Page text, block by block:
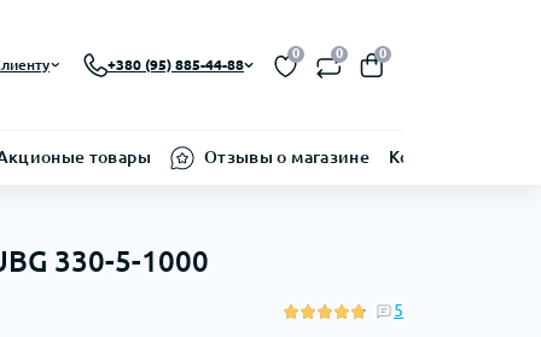
+380 (95) 885-44-88
0 0 0
товары Отзывы о магазине Контакти
330-5-1000
5